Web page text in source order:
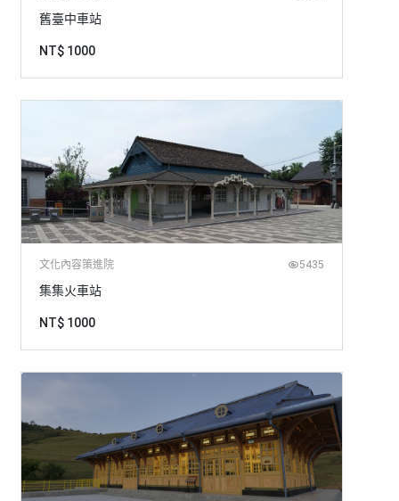
舊臺中車站
NT$ 1000
文化內容策進院 5435
集集火車站
NT$ 1000